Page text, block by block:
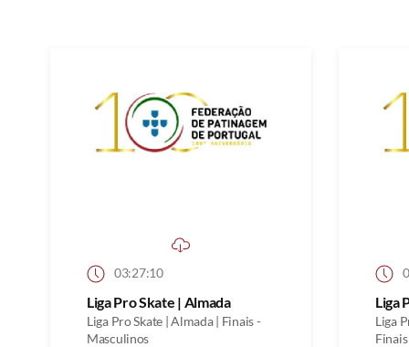
03:27:10
Liga Pro Skate | Almada
Liga Pro Skate | Almada | Finais -
Masculinos
Liga
Liga